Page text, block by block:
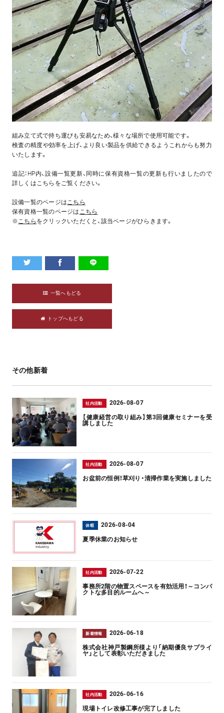
組み立て式で持ち運びも安易なため、様々な場所で使用可能です。
検査の精度や効率を上げ、より良い製品を供給できるようこれからも努力
いたします。
追記：HP内、設備一覧更新、同時に保有資格一覧の更新も行いましたので
詳しくはこちらをご覧ください。
設備一覧のページは こちら
保有資格一覧のページは こちら
※ こちら をクリックいただくと、該当ページがひらきます。
一覧へもどる
トップへもどる
その他新着
社内活動 2026-08-07
【健康経営の取り組み】第3回健康セミナーを受
講しました
社内活動 2026-08-07
お盆前の恒例！草刈り・清掃作業を実施しました
休暇 2026-08-04
夏季休業のお知らせ
社内活動 2026-07-22
事務所2階の物置スペースを有効活用！～コンパ
クトな多目的ルームへ～
新着情報 2026-06-18
株式会社神戸製鋼所様より「納期優良サプライ
ヤ」として表彰いただきました
社内活動 2026-06-16
現場トイレ改修工事が完了しました